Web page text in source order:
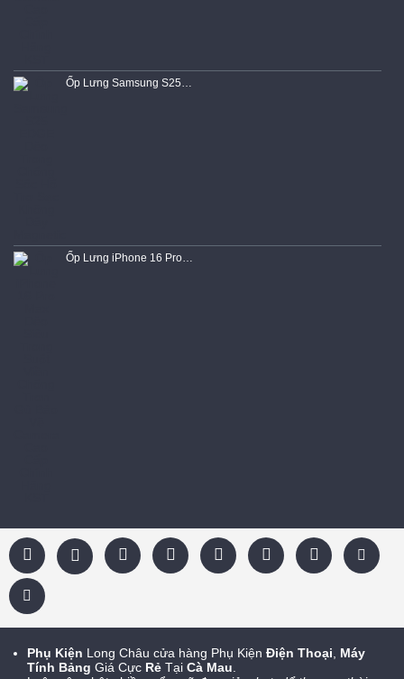
Phụ Kiện Long Châu cửa hàng Phụ Kiện Điện Thoại
Máy
Tính Bảng Giá Cực Rẻ Tại Cà Mau